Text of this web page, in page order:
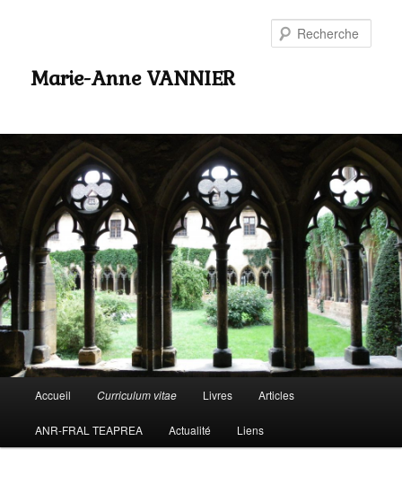
Marie-Anne VANNIER
Aller
au
Accueil Curriculum vitae Livres Articles
ANR-FRAL TEAPREA Actualité Liens